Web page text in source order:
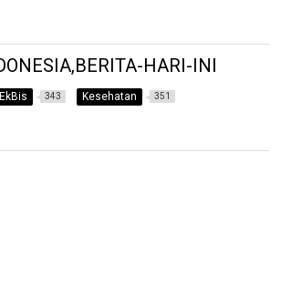
HARI-INI
EkBis 343 Kesehatan 351